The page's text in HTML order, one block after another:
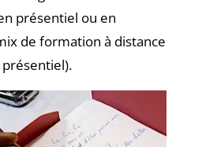
présentiel ou en
de formation à distance